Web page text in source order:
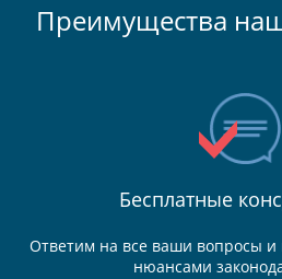
Преимущества
Бесплатные
Ответим на все ваши вопросы и
нюансами